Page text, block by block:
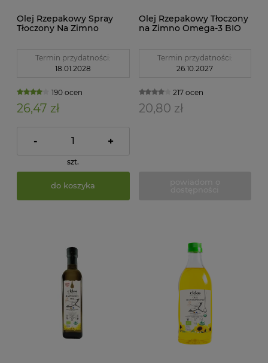
Olej Rzepakowy Spray
Tłoczony Na Zimno
Termin przydatności:
18.01.2028
190 ocen
26,47 zł
- +
szt.
do koszyka
Olej Rzepakowy Tłoczony
na Zimno Omega-3 BIO
Termin przydatności:
26.10.2027
217 ocen
20,80 zł